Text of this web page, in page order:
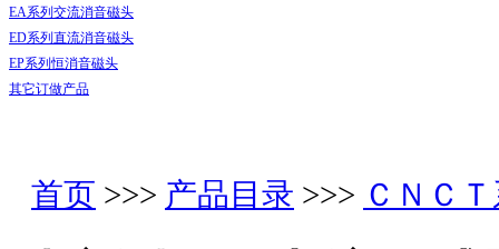
EA系列交流消音磁头
ED系列直流消音磁头
EP系列恒消音磁头
其它订做产品
首页 >>> 产品目录 >>> ＣＮＣ